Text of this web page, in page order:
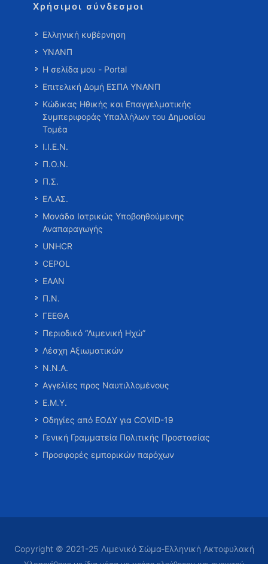
Χρήσιμοι σύνδεσμοι
Ελληνική κυβέρνηση
ΥΝΑΝΠ
Η σελίδα μου - Portal
Επιτελική Δομή ΕΣΠΑ ΥΝΑΝΠ
Κώδικας Ηθικής και Επαγγελματικής
Συμπεριφοράς Υπαλλήλων του Δημοσίου
Τομέα
Ι.Ι.Ε.Ν.
Π.Ο.Ν.
Π.Σ.
ΕΛ.ΑΣ.
Μονάδα Ιατρικώς Υποβοηθούμενης
Αναπαραγωγής
UNHCR
CEPOL
ΕΑΑΝ
Π.Ν.
ΓΕΕΘΑ
Περιοδικό “Λιμενική Ηχώ”
Λέσχη Αξιωματικών
Ν.Ν.Α.
Αγγελίες προς Ναυτιλλομένους
Ε.Μ.Υ.
Οδηγίες από ΕΟΔΥ για COVID-19
Γενική Γραμματεία Πολιτικής Προστασίας
Προσφορές εμπορικών παρόχων
Copyright © 2021-25 Λιμενικό Σώμα-Ελληνική Ακτοφυλακή